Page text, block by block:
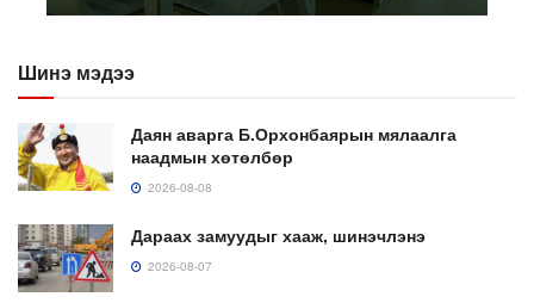
Шинэ мэдээ
Даян аварга Б.Орхонбаярын мялаалга
наадмын хөтөлбөр
2026-08-08
Дараах замуудыг хааж, шинэчлэнэ
2026-08-07